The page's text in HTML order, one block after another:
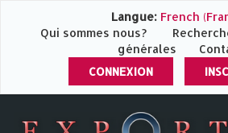
Langue: French
Qui sommes nous?
générales
CONNEXION